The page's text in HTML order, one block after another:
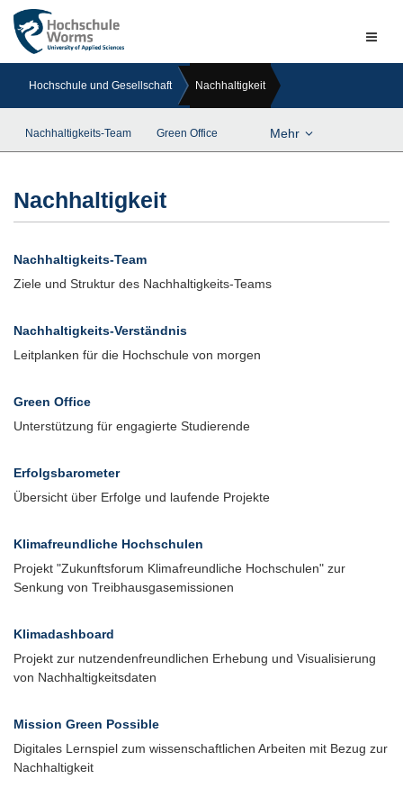
Hochschule und Gesellschaft Nachhaltigkeit
Nachhaltigkeits-Team Green Office Mehr
Nachhaltigkeit
Nachhaltigkeits-Team
Ziele und Struktur des Nachhaltigkeits-Teams
Nachhaltigkeits-Verständnis
Leitplanken für die Hochschule von morgen
Green Office
Unterstützung für engagierte Studierende
Erfolgsbarometer
Übersicht über Erfolge und laufende Projekte
Klimafreundliche Hochschulen
Projekt "Zukunftsforum Klimafreundliche Hochschulen" zur
Senkung von Treibhausgasemissionen
Klimadashboard
Projekt zur nutzendenfreundlichen Erhebung und Visualisierung
von Nachhaltigkeitsdaten
Mission Green Possible
Digitales Lernspiel zum wissenschaftlichen Arbeiten mit Bezug zur
Nachhaltigkeit